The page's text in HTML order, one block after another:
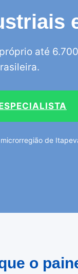
até
microrregião de
o